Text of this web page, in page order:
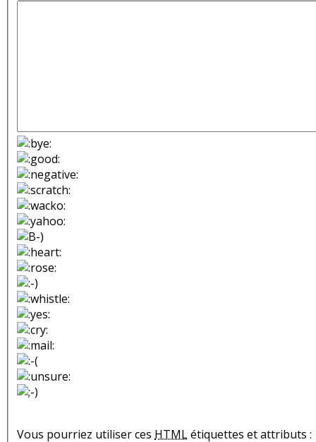
Vous pourriez utiliser ces HTMLétiquettes et attributs :